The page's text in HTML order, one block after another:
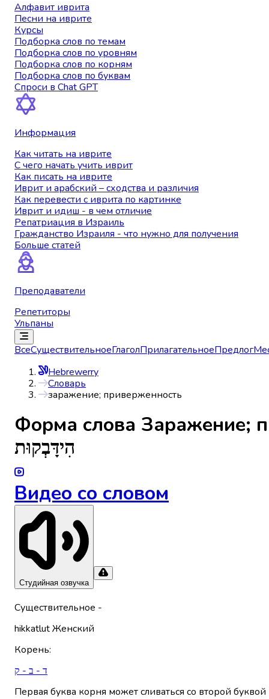
Алфавит иврита
Песни на иврите
Курсы
Подборка слов по темам
Подборка слов по уровням
Подборка слов по корням
Подборка слов по буквам
Спроси в Chat GPT
Информация
Как читать на иврите
С чего начать учить иврит
Как писать на иврите
Иврит и арабский – сходства и различия
Как перевести с иврита по картинке
Иврит и идиш - в чем отличие
Репатриация в Израиль
Гражданство Израиля - что нужно для получения
Больше статей
Преподаватели
Репетиторы
Ульпаны
ВсеСуществительноеГлаголПрилагательноеПредлог
Hebrewerry
Словарь
заражение; приверженность
Форма слова Заражение;
הִידָּבְקוּת
Видео со словом
Студийная озвучка
Существительное -
hikkatlutЖенский
Корень:
ד - ב - ק
Первая буква корня может сливаться со второй буквой